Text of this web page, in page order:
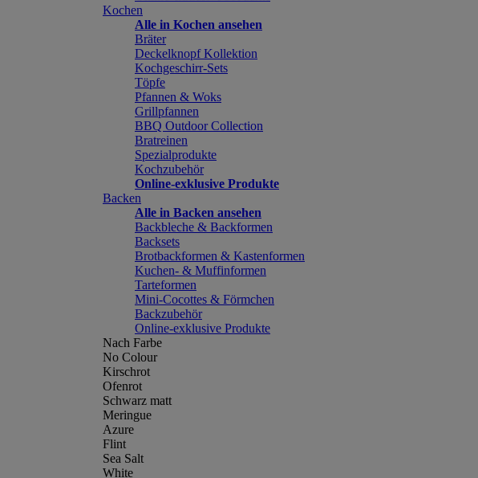
Kochen
Alle in Kochen ansehen
Bräter
Deckelknopf Kollektion
Kochgeschirr-Sets
Töpfe
Pfannen & Woks
Grillpfannen
BBQ Outdoor Collection
Bratreinen
Spezialprodukte
Kochzubehör
Online-exklusive Produkte
Backen
Alle in Backen ansehen
Backbleche & Backformen
Backsets
Brotbackformen & Kastenformen
Kuchen- & Muffinformen
Tarteformen
Mini-Cocottes & Förmchen
Backzubehör
Online-exklusive Produkte
Nach Farbe
No Colour
Kirschrot
Ofenrot
Schwarz matt
Meringue
Azure
Flint
Sea Salt
White